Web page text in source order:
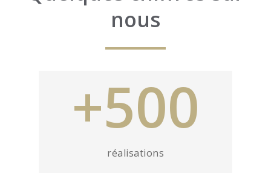
nous
+500
réalisations